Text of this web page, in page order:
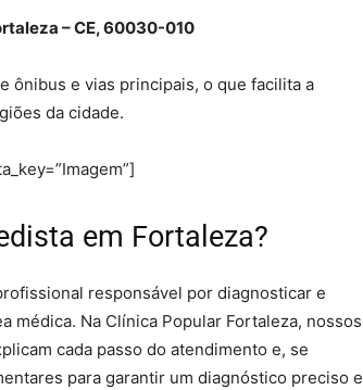
– CE, 60030-010
ônibus e vias principais, o que facilita a
da cidade.
em Fortaleza?
responsável por diagnosticar e
médica. Na Clínica Popular Fortaleza, nossos
cada passo do atendimento e, se
para garantir um diagnóstico preciso e